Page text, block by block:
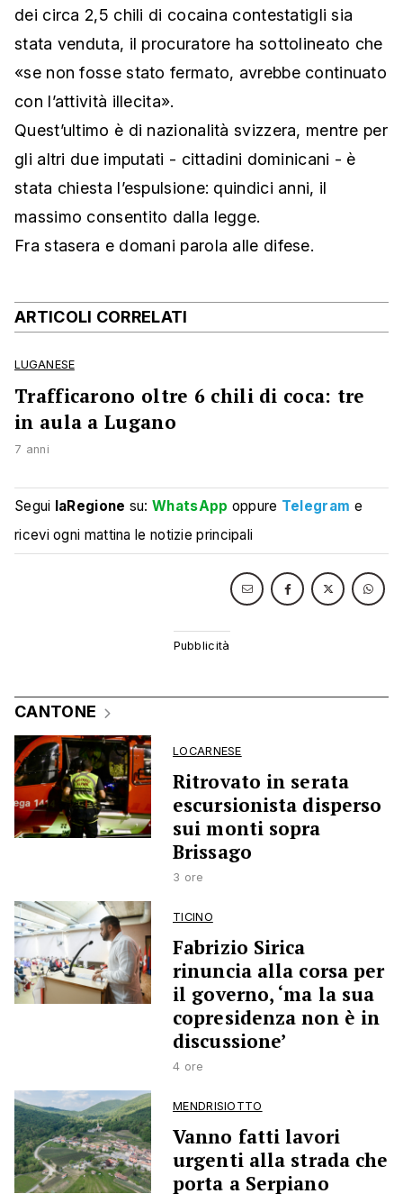
dei circa 2,5 chili di cocaina contestatigli sia
stata venduta, il procuratore ha sottolineato che
«se non fosse stato fermato, avrebbe continuato
con l’attività illecita».
Quest’ultimo è di nazionalità svizzera, mentre per
gli altri due imputati - cittadini dominicani - è
stata chiesta l’espulsione: quindici anni, il
massimo consentito dalla legge.
Fra stasera e domani parola alle difese.
ARTICOLI CORRELATI
LUGANESE
Trafficarono oltre 6 chili di coca: tre
in aula a Lugano
7 anni
Segui laRegione su:WhatsApp oppure Telegram e
ricevi ogni mattina le notizie principali
CANTONE
LOCARNESE
Ritrovato in serata
escursionista disperso
sui monti sopra
Brissago
3 ore
TICINO
Fabrizio Sirica
rinuncia alla corsa per
il governo, ‘ma la sua
copresidenza non è in
discussione’
4 ore
MENDRISIOTTO
Vanno fatti lavori
urgenti alla strada che
porta a Serpiano